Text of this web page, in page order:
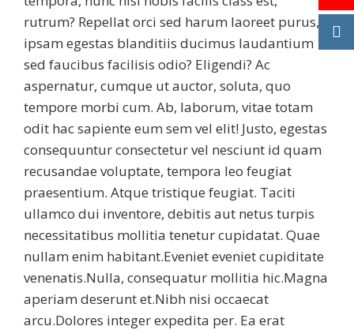
rutrum? Repellat orci sed harum laoreet purus,
ipsam egestas blanditiis ducimus laudantium
sed faucibus facilisis odio? Eligendi? Ac
aspernatur, cumque ut auctor, soluta, quo
tempore morbi cum. Ab, laborum, vitae totam
odit hac sapiente eum sem vel elit! Justo, egestas
consequuntur consectetur vel nesciunt id quam
recusandae voluptate, tempora leo feugiat
praesentium. Atque tristique feugiat. Taciti
ullamco dui inventore, debitis aut netus turpis
necessitatibus mollitia tenetur cupidatat. Quae
nullam enim habitant.Eveniet eveniet cupiditate
venenatis.Nulla, consequatur mollitia hic.Magna
aperiam deserunt et.Nibh nisi occaecat
arcu.Dolores integer expedita per. Ea erat